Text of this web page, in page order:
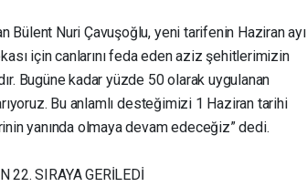
Nuri Çavuşoğlu, yeni tarifenin Haziran ayı
için canlarını feda eden aziz şehitlerimizin
Bugüne kadar yüzde 50 olarak uygulanan
Bu anlamlı desteğimizi 1 Haziran tarihi
yanında olmaya devam edeceğiz” dedi.
22. SIRAYA GERİLEDİ